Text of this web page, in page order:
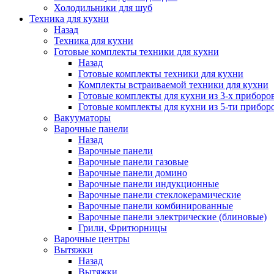
Холодильники для шуб
Техника для кухни
Назад
Техника для кухни
Готовые комплекты техники для кухни
Назад
Готовые комплекты техники для кухни
Комплекты встраиваемой техники для кухни
Готовые комплекты для кухни из 3-х
Готовые комплекты для кухни из 5-ти
Вакууматоры
Варочные панели
Назад
Варочные панели
Варочные панели газовые
Варочные панели домино
Варочные панели индукционные
Варочные панели стеклокерамические
Варочные панели комбинированные
Варочные панели электрические (блиновые)
Грили, Фритюрницы
Варочные центры
Вытяжки
Назад
Вытяжки